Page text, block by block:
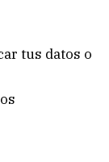
tus datos o